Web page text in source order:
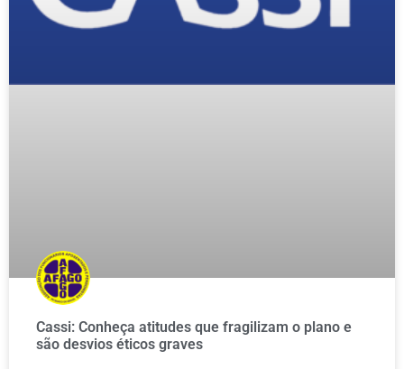
Cassi: Conheça atitudes que fragilizam o plano e
são desvios éticos graves